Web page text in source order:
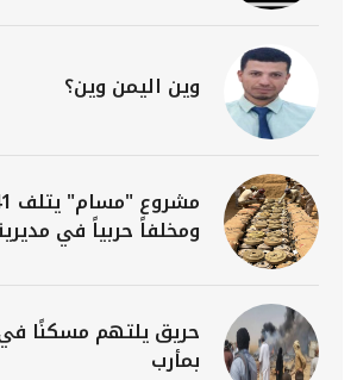
وين اليمن وين؟
ومخلفاً حربياً في
حريق يلتهم مسكنًا في
بمأرب